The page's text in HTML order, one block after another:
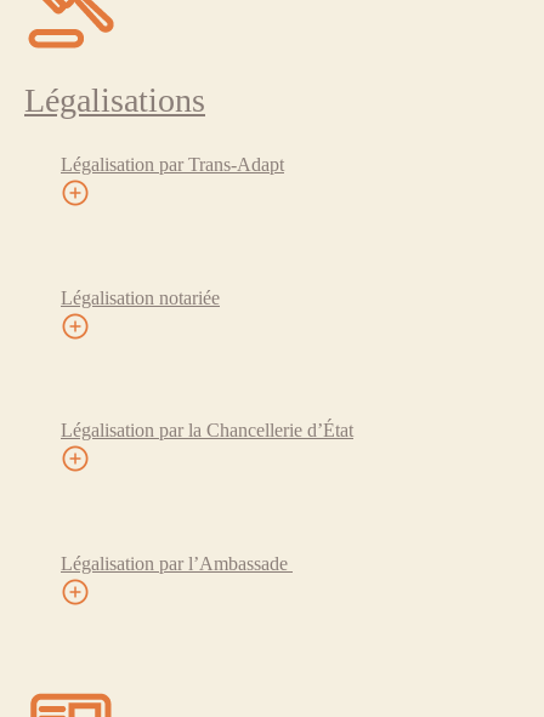
Légalisations
Légalisation par Trans-Adapt
Légalisation notariée
Légalisation par la Chancellerie d’État
Légalisation par l’Ambassade